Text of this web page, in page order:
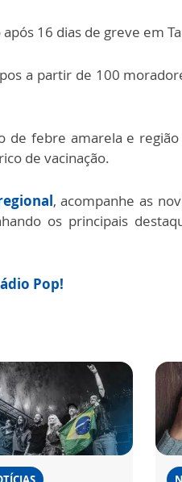
16 dias de greve em
a partir de 100
de febre amarela e
de vacinação.
, acompanhe as
os principais
Pop!